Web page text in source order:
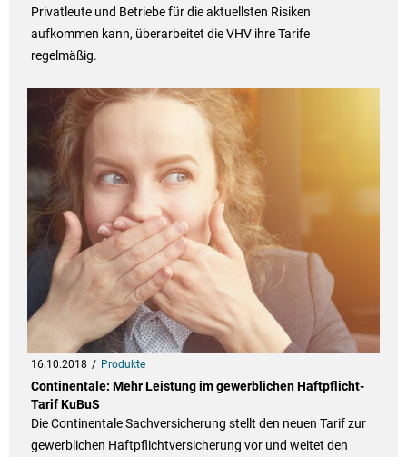
Privatleute und Betriebe für die aktuellsten Risiken
aufkommen kann, überarbeitet die VHV ihre Tarife
regelmäßig.
16.10.2018 Produkte
Continentale: Mehr Leistung im gewerblichen Haftpflicht-
Tarif KuBuS
Die Continentale Sachversicherung stellt den neuen Tarif zur
gewerblichen Haftpflichtversicherung vor und weitet den